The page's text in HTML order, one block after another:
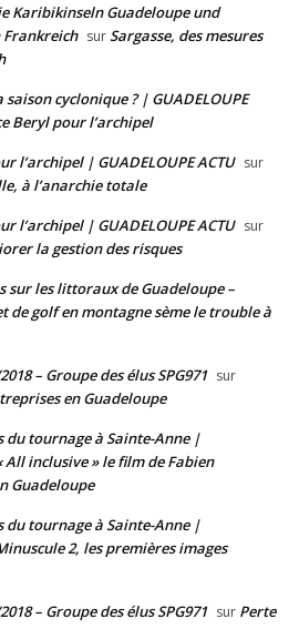
Karibikinseln Guadeloupe und
surSargasse, des mesures
cyclonique ? | GUADELOUPE
Beryl pour l’archipel
l’archipel | GUADELOUPE ACTU sur
à l’anarchie totale
l’archipel | GUADELOUPE ACTU sur
la gestion des risques
sur les littoraux de Guadeloupe –
de golf en montagne sème le trouble à
– Groupe des élus SPG971 sur
en Guadeloupe
du tournage à Sainte-Anne |
All inclusive » le film de Fabien
Guadeloupe
du tournage à Sainte-Anne |
2, les premières images
– Groupe des élus SPG971 sur Perte